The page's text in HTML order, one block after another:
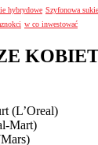
hybrydowe Szyfonowa
w co inwestować
(L’Oreal)
Mart)